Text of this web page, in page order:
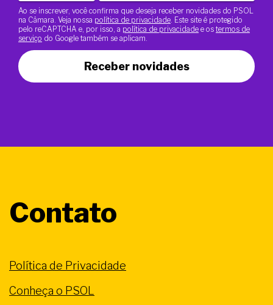
Ao se inscrever, você confirma que deseja receber novidades do PSOL
na Câmara. Veja nossa política de privacidade . Este site é protegido
pelo reCAPTCHA e, por isso, a política de privacidade e os termos de
serviço do Google também se aplicam.
Receber novidades
Contato
Política de Privacidade
Conheça o PSOL